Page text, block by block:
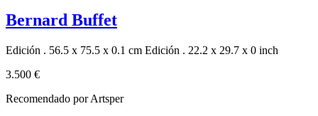
Bernard Buffet
Edición . 56.5 x 75.5 x 0.1 cm Edición . 22.2 x 29.7 x 0 inch
3.500 €
Recomendado por Artsper